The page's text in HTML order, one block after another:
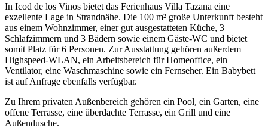
In Icod de los Vinos bietet das Ferienhaus Villa Tazana eine
exzellente Lage in Strandnähe. Die 100 m² große Unterkunft besteht
aus einem Wohnzimmer, einer gut ausgestatteten Küche, 3
Schlafzimmern und 3 Bädern sowie einem Gäste-WC und bietet
somit Platz für 6 Personen. Zur Ausstattung gehören außerdem
Highspeed-WLAN, ein Arbeitsbereich für Homeoffice, ein
Ventilator, eine Waschmaschine sowie ein Fernseher. Ein Babybett
ist auf Anfrage ebenfalls verfügbar.
Zu Ihrem privaten Außenbereich gehören ein Pool, ein Garten, eine
offene Terrasse, eine überdachte Terrasse, ein Grill und eine
Außendusche.